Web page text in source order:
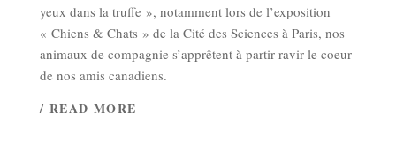
yeux dans la truffe », notamment lors de l’exposition
« Chiens & Chats » de la Cité des Sciences à Paris, nos
animaux de compagnie s’apprêtent à partir ravir le coeur
de nos amis canadiens.
/ READ MORE